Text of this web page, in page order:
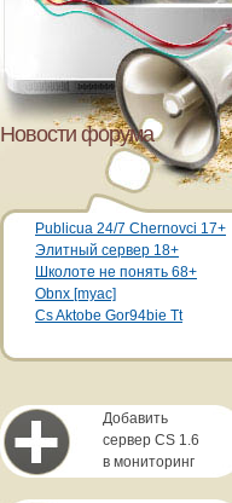
Новости форума
Publicua 24/7 Chernovci 17+
Элитный сервер 18+
Школоте не понять 68+
Obnx [myac]
Cs Aktobe Gor94bie Tt
Добавить
сервер CS 1.6
в мониторинг